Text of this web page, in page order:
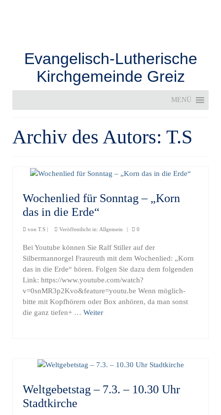
Evangelisch-Lutherische
Kirchgemeinde Greiz
MENÜ
Archiv des Autors: T.S
Wochenlied für Sonntag – „Korn
das in die Erde“
von T.S | Veröffentlicht in: Allgemein | 0
Bei Youtube können Sie Ralf Stiller auf der
Silbermannorgel Fraureuth mit dem Wochenlied: „Korn
das in die Erde“ hören. Folgen Sie dazu dem folgenden
Link: https://www.youtube.com/watch?
v=0snMR3p2Kvo&feature=youtu.be Wenn möglich-
bitte mit Kopfhörern oder Box anhören, da man sonst
die ganz tiefen+ … Weiter
Weltgebetstag – 7.3. – 10.30 Uhr
Stadtkirche